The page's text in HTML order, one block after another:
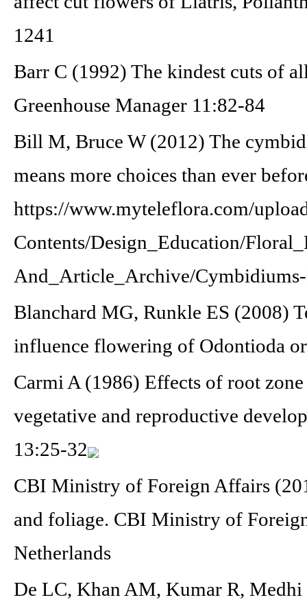
1241
Barr C (1992) The kindest cuts of
Greenhouse Manager 11:82-84
Bill M, Bruce W (2012) The
means more choices than ever
https://www.myteleflora.com/
Contents/Design_Education/
And_Article_Archive/
Blanchard MG, Runkle ES (2008)
influence flowering of Odontioda
Carmi A (1986) Effects of root
vegetative and reproductive
13:25-32
CBI Ministry of Foreign Affairs
and foliage. CBI Ministry of
Netherlands
De LC, Khan AM, Kumar R,